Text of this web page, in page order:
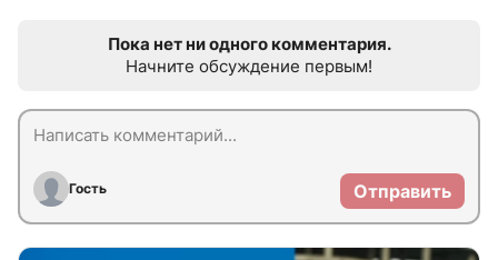
Пока нет ни одного комментария.
Начните обсуждение первым!
Гость Отправить